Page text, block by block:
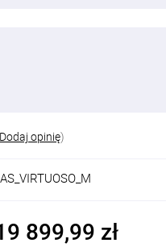
Dodaj opinię)
AS_VIRTUOSO_M
899,99 zł